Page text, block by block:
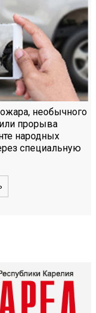
необычного
прорыва
народных
специальную